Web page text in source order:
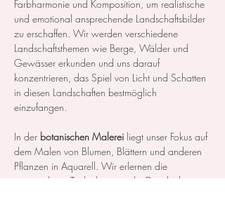
Farbharmonie und Komposition, um realistische
und emotional ansprechende Landschaftsbilder
zu erschaffen. Wir werden verschiedene
Landschaftsthemen wie Berge, Wälder und
Gewässer erkunden und uns darauf
konzentrieren, das Spiel von Licht und Schatten
in diesen Landschaften bestmöglich
einzufangen.
In der botanischen Malerei liegt unser Fokus auf
dem Malen von Blumen, Blättern und anderen
Pflanzen in Aquarell. Wir erlernen die
notwendigen Techniken, um die Details der